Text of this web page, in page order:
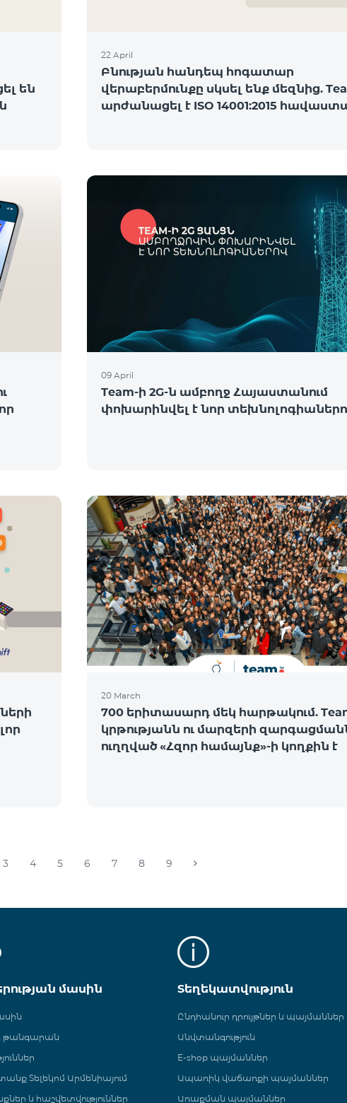
են
22 April
Բնության հանդեպ հոգատար
վերաբերմունքը սկսել ենք մեզնից.
արժանացել է ISO 14001:2015
09 April
Team-ի 2G-ն ամբողջ Հայաստանում
փոխարինվել է նոր
20 March
700 երիտասարդ մեկ հարթակում.
կրթությանն ու մարզերի
ուղղված «Հզոր համայնք»-ի կողքին է
3 4 5 6 7 8 9
մասին
Տելեկոմ Արմենիայում
և հաշվետվություններ
Տեղեկատվություն
Ընդհանուր դրույթներ և պայմաններ
Անվտանգություն
E-shop պայմաններ
Ապառիկ վաճառքի պայմաններ
Առաքման պայմաններ